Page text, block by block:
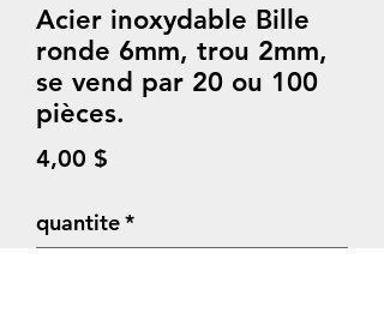
Acier inoxydable Bille
ronde 6mm, trou 2mm,
se vend par 20 ou 100
pièces.
4,00 $
quantite*